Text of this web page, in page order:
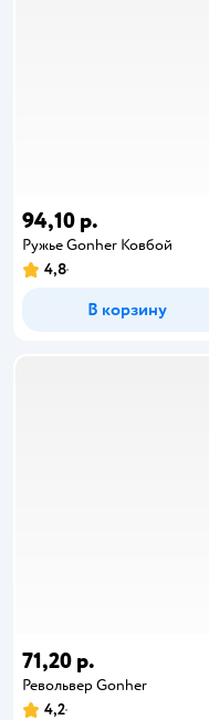
94,10 р.
Ружье Gonher Ковбой
4,8
В корзину
71,20 р.
Револьвер Gonher
4,2